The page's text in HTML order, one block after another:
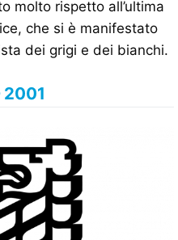
molto rispetto all’ultima
che si è manifestato
dei grigi e dei bianchi.
2001